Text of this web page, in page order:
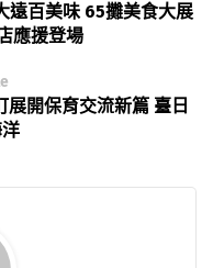
遠百美味 65攤美食大展
應援登場
開保育交流新篇 臺日